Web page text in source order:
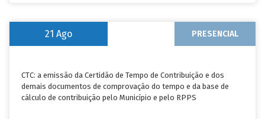
21Ago PRESENCIAL
CTC: a emissão da Certidão de Tempo de Contribuição e dos
demais documentos de comprovação do tempo e da base de
cálculo de contribuição pelo Município e pelo RPPS